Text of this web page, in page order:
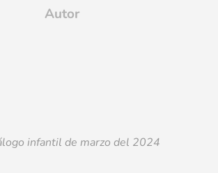
Autor
infantil de marzo del 2024